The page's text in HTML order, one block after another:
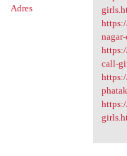
Adres
call-